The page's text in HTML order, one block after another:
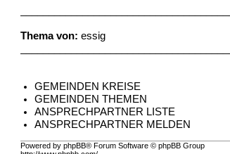
Thema von: essig
GEMEINDEN KREISE
GEMEINDEN THEMEN
ANSPRECHPARTNER LISTE
ANSPRECHPARTNER MELDEN
Powered by phpBB® Forum Software © phpBB Group